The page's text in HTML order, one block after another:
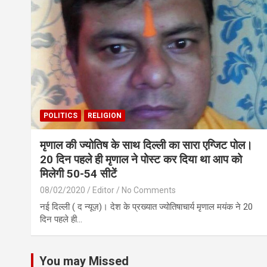
POLITICS RELIGION
मृणाल की ज्योतिष के साथ दिल्ली का सारा एग्जिट पोल।
20 दिन पहले ही मृणाल ने पोस्ट कर दिया था आप को
मिलेगी 50-54 सीटें
08/02/2020 Editor No Comments
नई दिल्ली ( द न्यूज़)। देश के प्रख्यात ज्योतिषाचार्य मृणाल मयंक ने 20
दिन पहले ही…
You may Missed